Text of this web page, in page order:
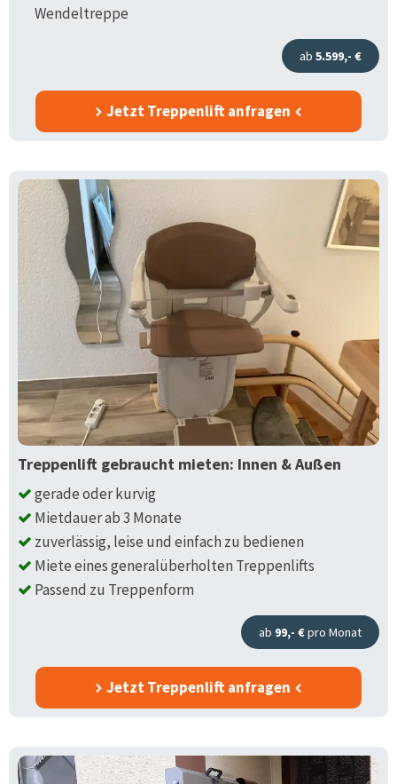
Wendeltreppe
ab 5.599,- €
Jetzt Treppenlift anfragen
Treppenlift gebraucht mieten: Innen & Außen
gerade oder kurvig
Mietdauer ab 3 Monate
zuverlässig, leise und einfach zu bedienen
Miete eines generalüberholten Treppenlifts
Passend zu Treppenform
ab 99,- €pro Monat
Jetzt Treppenlift anfragen